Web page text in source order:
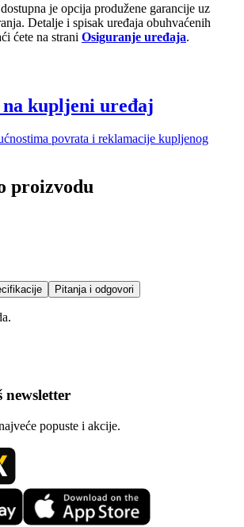
je opcija produžene garancije uz
Detalje i spisak uređaja obuhvaćenih
ćete na strani Osiguranje uređaja.
kupljeni uređaj
povrata i reklamacije kupljenog
proizvodu
Pitanja i odgovori
newsletter
popuste i akcije.